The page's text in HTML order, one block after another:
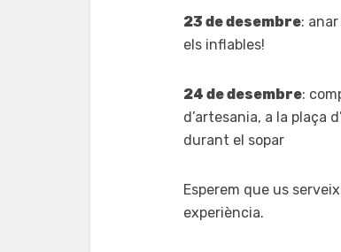
23 de desembre:
els inflables!
24 de desembre:
d’artesania, a la plaça
durant el sopar
Esperem que us
experiència.